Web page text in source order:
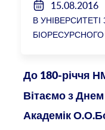
15.08.2016
В
До 180-річчя
Вітаємо з
Академік